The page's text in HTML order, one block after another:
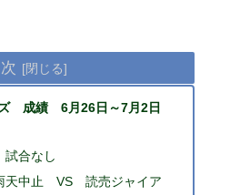
ズ 成績 6月26日～7月2日
合なし
天中止 VS 読売ジャイア